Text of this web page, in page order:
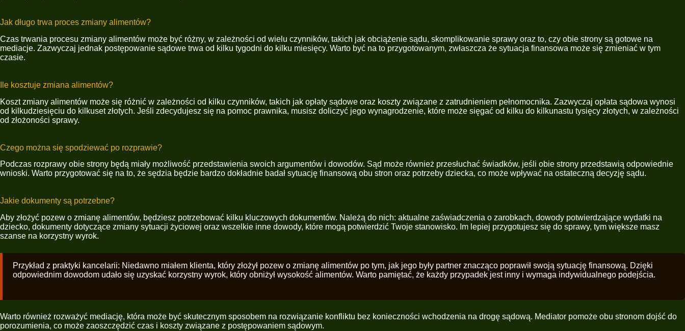
Jak długo trwa proces zmiany alimentów?
Czas trwania procesu zmiany alimentów może być różny, w zależności od wielu czynników, takich jak obciążenie sądu, skomplikowanie sprawy oraz to, czy obie strony są gotowe na
mediacje. Zazwyczaj jednak postępowanie sądowe trwa od kilku tygodni do kilku miesięcy. Warto być na to przygotowanym, zwłaszcza że sytuacja finansowa może się zmieniać w tym
czasie.
Ile kosztuje zmiana alimentów?
Koszt zmiany alimentów może się różnić w zależności od kilku czynników, takich jak opłaty sądowe oraz koszty związane z zatrudnieniem pełnomocnika. Zazwyczaj opłata sądowa wynosi
od kilkudziesięciu do kilkuset złotych. Jeśli zdecydujesz się na pomoc prawnika, musisz doliczyć jego wynagrodzenie, które może sięgać od kilku do kilkunastu tysięcy złotych, w zależności
od złożoności sprawy.
Czego można się spodziewać po rozprawie?
Podczas rozprawy obie strony będą miały możliwość przedstawienia swoich argumentów i dowodów. Sąd może również przesłuchać świadków, jeśli obie strony przedstawią odpowiednie
wnioski. Warto przygotować się na to, że sędzia będzie bardzo dokładnie badał sytuację finansową obu stron oraz potrzeby dziecka, co może wpływać na ostateczną decyzję sądu.
Jakie dokumenty są potrzebne?
Aby złożyć pozew o zmianę alimentów, będziesz potrzebować kilku kluczowych dokumentów. Należą do nich: aktualne zaświadczenia o zarobkach, dowody potwierdzające wydatki na
dziecko, dokumenty dotyczące zmiany sytuacji życiowej oraz wszelkie inne dowody, które mogą potwierdzić Twoje stanowisko. Im lepiej przygotujesz się do sprawy, tym większe masz
szanse na korzystny wyrok.
Przykład z praktyki kancelarii: Niedawno miałem klienta, który złożył pozew o zmianę alimentów po tym, jak jego były partner znacząco poprawił swoją sytuację finansową. Dzięki
odpowiednim dowodom udało się uzyskać korzystny wyrok, który obniżył wysokość alimentów. Warto pamiętać, że każdy przypadek jest inny i wymaga indywidualnego podejścia.
Warto również rozważyć mediację, która może być skutecznym sposobem na rozwiązanie konfliktu bez konieczności wchodzenia na drogę sądową. Mediator pomoże obu stronom dojść do
porozumienia, co może zaoszczędzić czas i koszty związane z postępowaniem sądowym.